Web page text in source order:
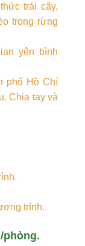
trái cây,
trong rừng
yên bình
phố Hồ Chí
Chia tay và
trình.
phòng.